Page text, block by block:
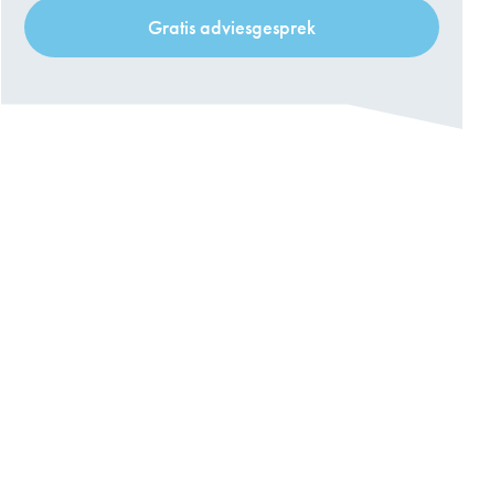
Gratis adviesgesprek